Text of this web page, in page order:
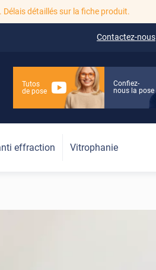
détaillés sur la fiche produit.
Contactez-nous
Tutos
de pose
Confiez-
nous la pose
effraction Vitrophanie